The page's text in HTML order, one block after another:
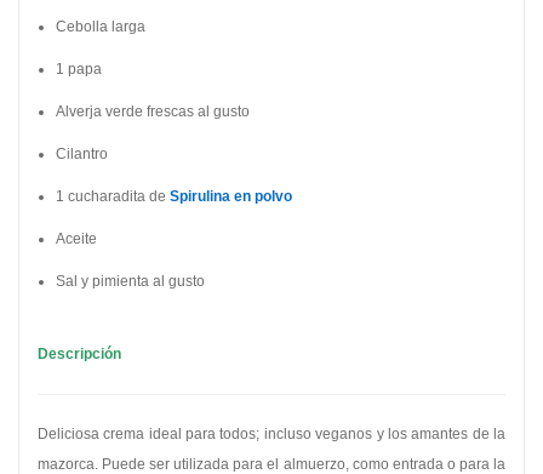
Cebolla larga
1 papa
Alverja verde frescas al gusto
Cilantro
1 cucharadita de Spirulina en polvo
Aceite
Sal y pimienta al gusto
Descripción
Deliciosa crema ideal para todos; incluso veganos y los amantes de la
mazorca. Puede ser utilizada para el almuerzo, como entrada o para la